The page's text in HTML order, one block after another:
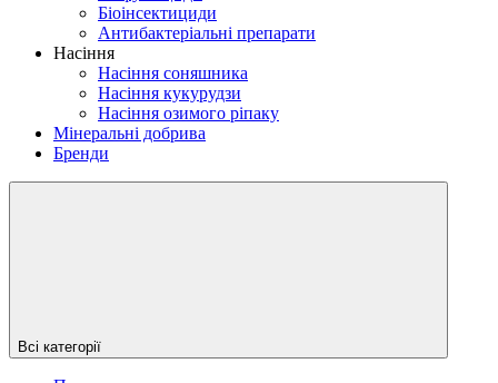
Біоінсектициди
Антибактеріальні препарати
Насіння
Насіння соняшника
Насіння кукурудзи
Насіння озимого ріпаку
Мінеральні добрива
Бренди
Всі категорії